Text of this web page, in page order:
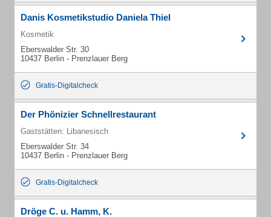
Danis Kosmetikstudio Daniela Thiel
Kosmetik
Eberswalder Str. 30
10437 Berlin - Prenzlauer Berg
Gratis-Digitalcheck
Der Phönizier Schnellrestaurant
Gaststätten: Libanesisch
Eberswalder Str. 34
10437 Berlin - Prenzlauer Berg
Gratis-Digitalcheck
Dröge C. u. Hamm, K.